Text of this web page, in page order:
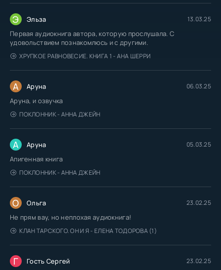
Э Эльза 13.03.25
Первая аудиокнига автора, которую прослушала. С
удовольствием познакомлюсь и с другими.
ХРУПКОЕ РАВНОВЕСИЕ. КНИГА 1 - АНА ШЕРРИ
А Аруна 06.03.25
Аруна, и озвучка
ПОКЛОННИК - АННА ДЖЕЙН
А Аруна 05.03.25
Апигенная книга
ПОКЛОННИК - АННА ДЖЕЙН
О Ольга 23.02.25
Не прям вау, но неплохая аудиокнига!
КЛАН ТАРСКОГО. ОН И Я - ЕЛЕНА ТОДОРОВА (1)
Г Гость Сергей 23.02.25